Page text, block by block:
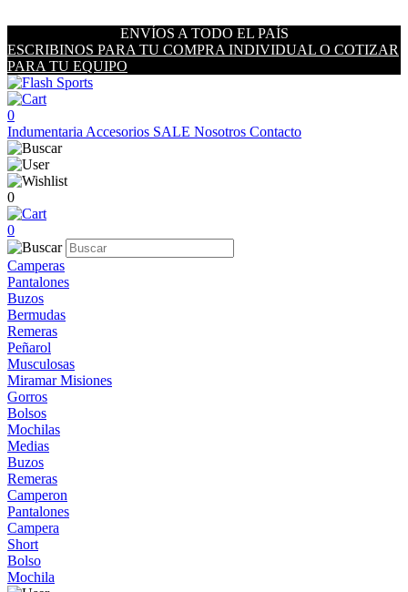
ENVÍOS A TODO EL PAÍS
ESCRIBINOS PARA TU COMPRA INDIVIDUAL O COTIZAR
PARA TU EQUIPO
0
Indumentaria Accesorios SALE Nosotros Contacto
0
0
Camperas
Pantalones
Buzos
Bermudas
Remeras
Peñarol
Musculosas
Miramar Misiones
Gorros
Bolsos
Mochilas
Medias
Buzos
Remeras
Camperon
Pantalones
Campera
Short
Bolso
Mochila